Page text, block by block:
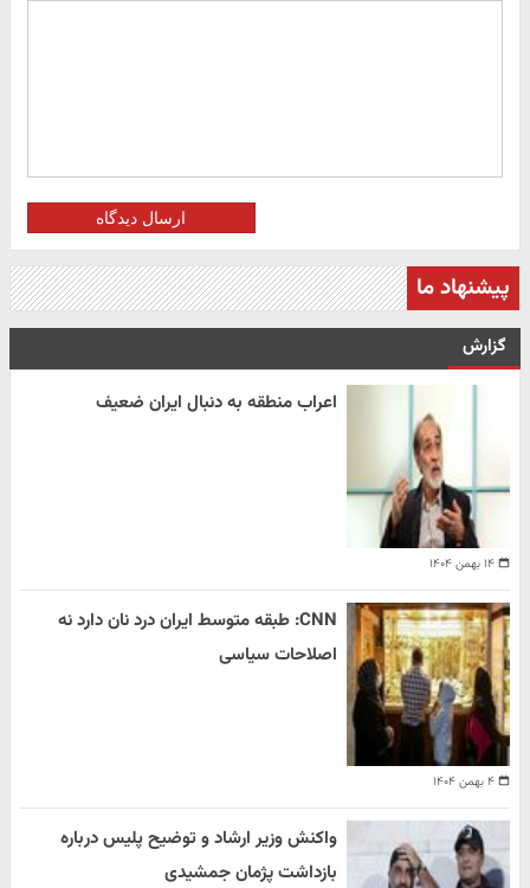
ارسال دیدگاه
پیشنهاد ما
گزارش
۱۴ بهمن ۱۴۰۴
اعراب منطقه به دنبال ایران ضعیف
۴ بهمن ۱۴۰۴
CNN: طبقه متوسط ایران درد نان دارد نه
اصلاحات سیاسی
واکنش وزیر ارشاد و توضیح پلیس درباره
بازداشت پژمان جمشیدی